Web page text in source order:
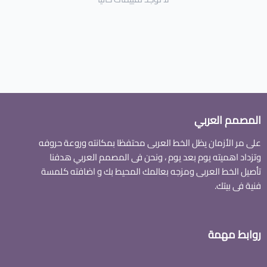
المصمم العربي
على مر الأزمان يظل الخط العربى محتفظا بمكانته وروعة حروفه
وتزداد اهميته يوم بعد يوم ، ونحن فى المصمم العربي هدفنا
تأصيل الخط العربى ومزجه بعالمك المحيط بك و اضافته كلمسة
فنية فى بيتك.
روابط مهمة